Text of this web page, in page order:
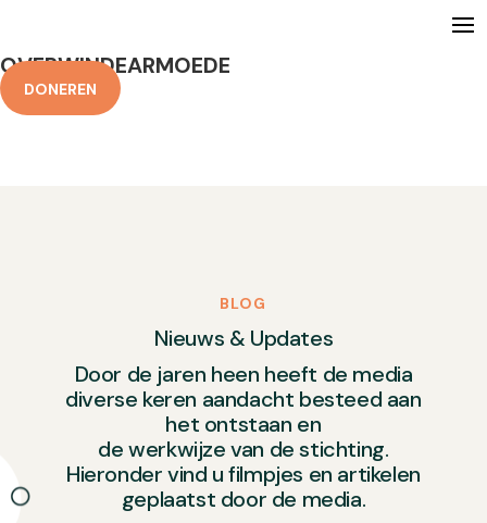
OVERWINDEARMOEDE
DONEREN
BLOG
Nieuws & Updates
Door de jaren heen heeft de media
diverse keren aandacht besteed aan
het ontstaan en
de werkwijze van de stichting.
Hieronder vind u filmpjes en artikelen
geplaatst door de media.